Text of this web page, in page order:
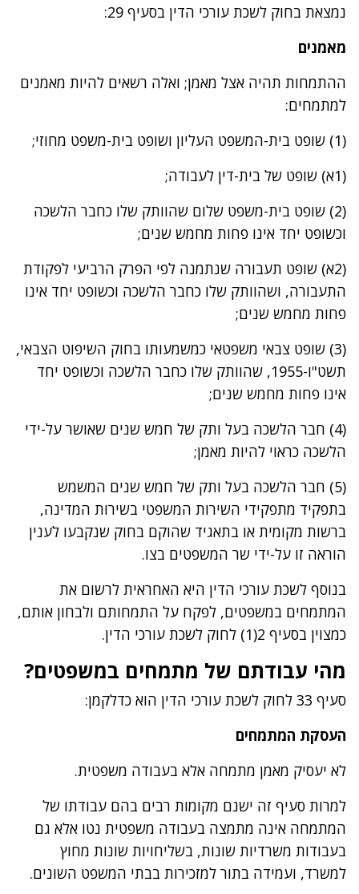
נמצאת בחוק לשכת עורכי הדין בסעיף 29:
מאמנים
ההתמחות תהיה אצל מאמן; ואלה רשאים להיות מאמנים
למתמחים:
(1) שופט בית-המשפט העליון ושופט בית-משפט מחוזי;
(1א) שופט של בית-דין לעבודה;
(2) שופט בית-משפט שלום שהוותק שלו כחבר הלשכה
וכשופט יחד אינו פחות מחמש שנים;
(2א) שופט תעבורה שנתמנה לפי הפרק הרביעי לפקודת
התעבורה, ושהוותק שלו כחבר הלשכה וכשופט יחד אינו
פחות מחמש שנים;
(3) שופט צבאי משפטאי כמשמעותו בחוק השיפוט הצבאי,
תשט"ו-1955, שהוותק שלו כחבר הלשכה וכשופט יחד
אינו פחות מחמש שנים;
(4) חבר הלשכה בעל ותק של חמש שנים שאושר על-ידי
הלשכה כראוי להיות מאמן;
(5) חבר הלשכה בעל ותק של חמש שנים המשמש
בתפקיד מתפקידי השירות המשפטי בשירות המדינה,
ברשות מקומית או בתאגיד שהוקם בחוק שנקבעו לענין
הוראה זו על-ידי שר המשפטים בצו.
בנוסף לשכת עורכי הדין היא האחראית לרשום את
המתמחים במשפטים, לפקח על התמחותם ולבחון אותם,
כמצוין בסעיף 2(1) לחוק לשכת עורכי הדין.
מהי עבודתם של מתמחים במשפטים?
סעיף 33 לחוק לשכת עורכי הדין הוא כדלקמן:
העסקת המתמחים
לא יעסיק מאמן מתמחה אלא בעבודה משפטית.
למרות סעיף זה ישנם מקומות רבים בהם עבודתו של
המתמחה אינה מתמצה בעבודה משפטית נטו אלא גם
בעבודות משרדיות שונות, בשליחויות שונות מחוץ
למשרד, ועמידה בתור למזכירות בבתי המשפט השונים.